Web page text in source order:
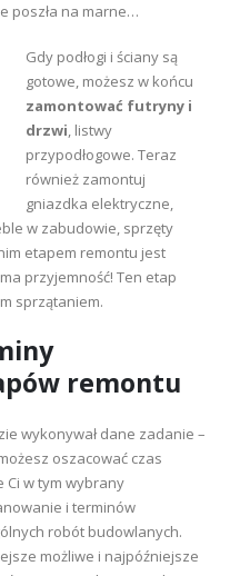
poszła na marne…
Gdy podłogi i ściany są
gotowe, możesz w końcu
zamontować futryny i
drzwi, listwy
przypodłogowe. Teraz
również zamontuj
gniazdka elektryczne,
w zabudowie, sprzęty
etapem remontu jest
przyjemność! Ten etap
sprzątaniem.
remontu
wykonywał dane zadanie –
oszacować czas
Ci w tym wybrany
i terminów
robót budowlanych.
możliwe i najpóźniejsze